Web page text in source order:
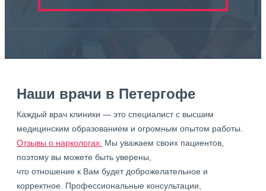
Наши врачи в Петергофе
Каждый врач клиники — это специалист с высшим
медицинским образованием и огромным опытом работы.
Отзывы о наркологах. Мы уважаем своих пациентов,
поэтому вы можете быть уверены,
что отношение к Вам будет доброжелательное и
корректное. Профессиональные консультации,